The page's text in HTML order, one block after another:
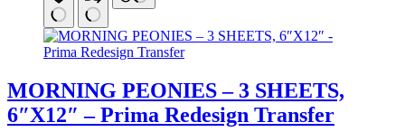
MORNING PEONIES – 3 SHEETS,
6″X12″ – Prima Redesign Transfer